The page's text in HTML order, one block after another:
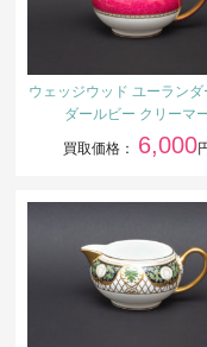
ウェッジウッド ユーランダ
ダールビー クリーマ
買取価格： 6,000